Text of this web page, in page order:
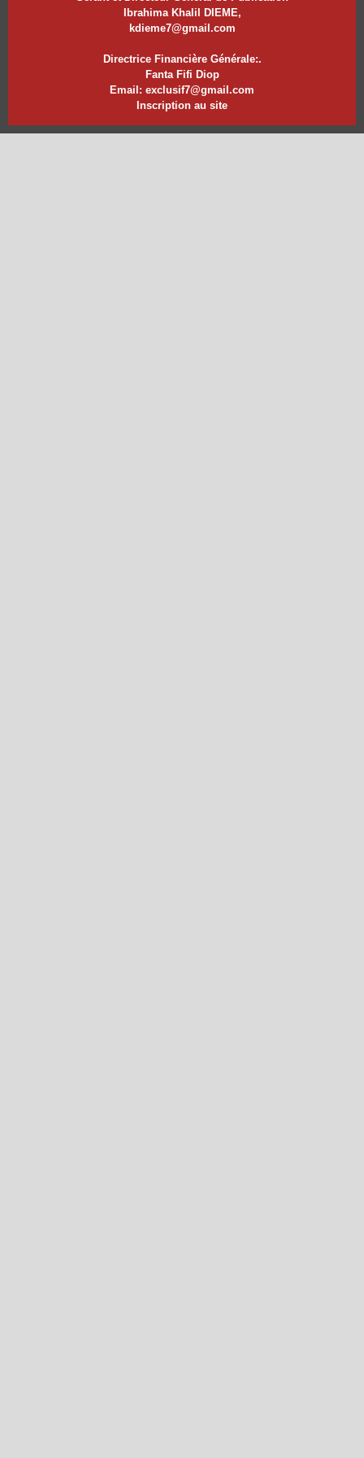
Ibrahima Khalil DIEME,
kdieme7@gmail.com
Directrice Financière Générale:.
Fanta Fifi Diop
Email: exclusif7@gmail.com
Inscription au site